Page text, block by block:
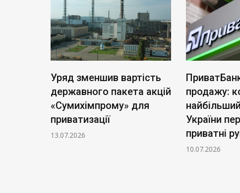
Уряд зменшив вартість
державного пакета акцій
«Сумихімпрому» для
приватизації
13.07.2026
продажу:
України
приватні
10.07.2026